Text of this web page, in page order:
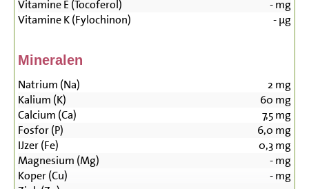
Vitamine E (Tocoferol)
-mg
Vitamine K (Fylochinon)
-µg
Mineralen
Natrium (Na) 2 mg
Kalium (K)
60 mg
Calcium (Ca)
7,5mg
Fosfor (P)
6,0 mg
IJzer (Fe)
0,3mg
Magnesium (Mg)
-mg
Koper (Cu)
-mg